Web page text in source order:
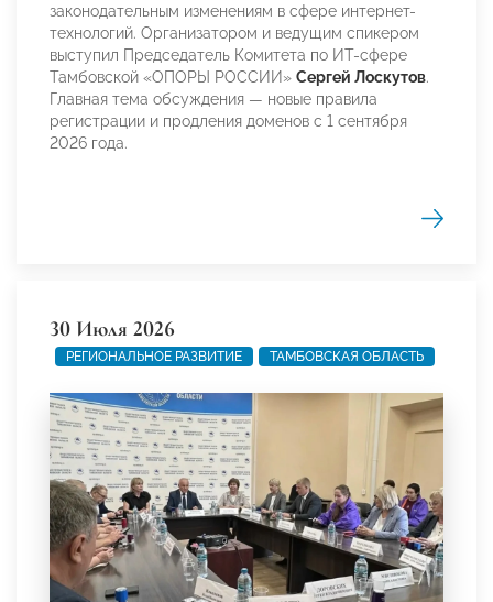
законодательным изменениям в сфере интернет-
технологий. Организатором и ведущим спикером
выступил Председатель Комитета по ИТ-сфере
Тамбовской «ОПОРЫ РОССИИ» Сергей Лоскутов.
Главная тема обсуждения — новые правила
регистрации и продления доменов с 1 сентября
2026 года.
30 Июля 2026
РЕГИОНАЛЬНОЕ РАЗВИТИЕ ТАМБОВСКАЯ ОБЛАСТЬ